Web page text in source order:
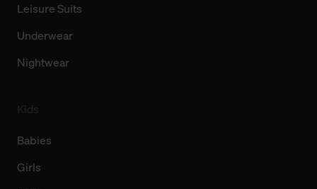
Leisure Suits
Underwear
Nightwear
Babies
Girls